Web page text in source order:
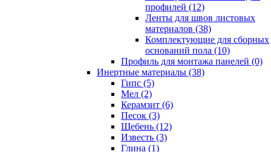
профилей (12)
Ленты для швов листовых
материалов (38)
Комплектующие для сборных
оснований пола (10)
Профиль для монтажа панелей (0)
Инертные материалы (38)
Гипс (5)
Мел (2)
Керамзит (6)
Песок (3)
Щебень (12)
Известь (3)
Глина (1)